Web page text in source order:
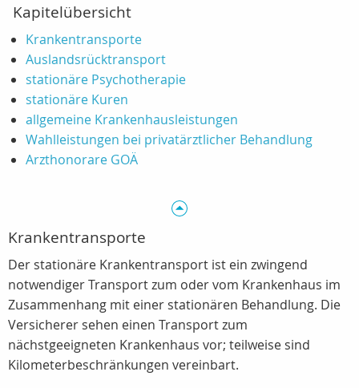
Kapitelübersicht
Krankentransporte
Auslandsrücktransport
stationäre Psychotherapie
stationäre Kuren
allgemeine Krankenhausleistungen
Wahlleistungen bei privatärztlicher Behandlung
Arzthonorare GOÄ
Krankentransporte
Der stationäre Krankentransport ist ein zwingend
notwendiger Transport zum oder vom Krankenhaus im
Zusammenhang mit einer stationären Behandlung. Die
Versicherer sehen einen Transport zum
nächstgeeigneten Krankenhaus vor; teilweise sind
Kilometerbeschränkungen vereinbart.